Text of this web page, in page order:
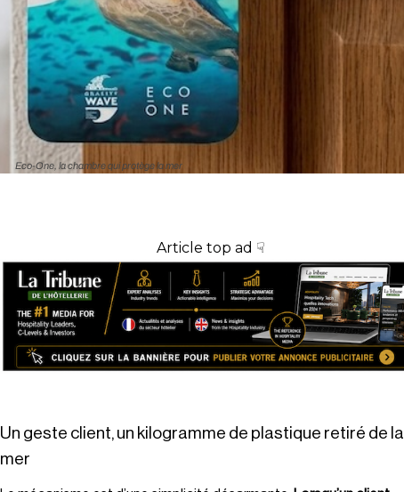
Eco-One, la chambre qui protège la mer
Article top ad ☟
Un geste client, un kilogramme de plastique retiré de la
mer